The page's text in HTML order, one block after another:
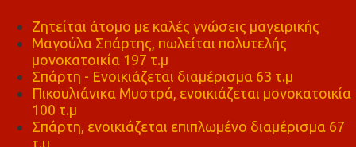
Ζητείται άτομο με καλές γνώσεις μαγειρικής
Μαγούλα Σπάρτης, πωλείται πολυτελής
μονοκατοικία 197 τ.μ
Σπάρτη - Ενοικιάζεται διαμέρισμα 63 τ.μ
Πικουλιάνικα Μυστρά, ενοικιάζεται μονοκατοικία
100 τ.μ
Σπάρτη, ενοικιάζεται επιπλωμένο διαμέρισμα 67
τ.μ